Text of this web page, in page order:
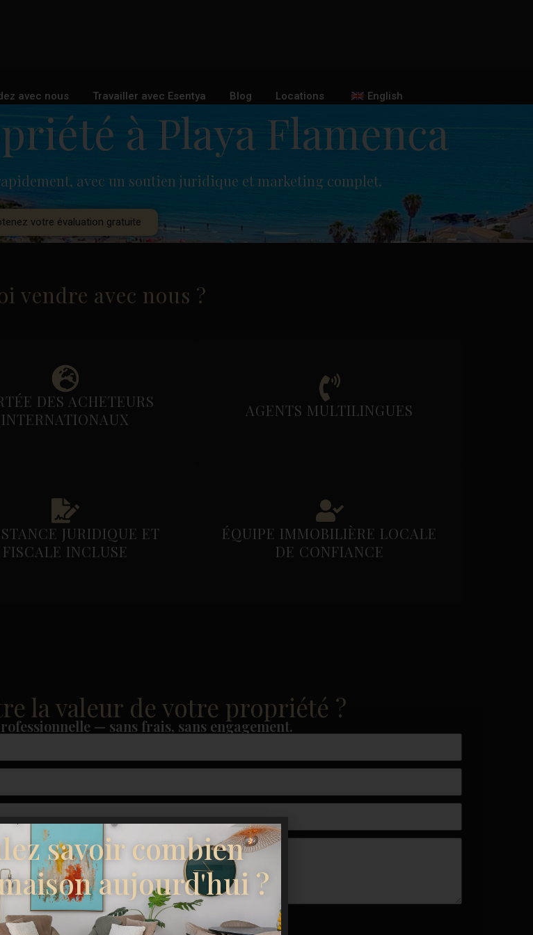
avec nous Travailler avec Esentya Blog Locations English
à Playa Flamenca
avec un soutien juridique et marketing complet.
votre évaluation gratuite
vendre avec nous ?
DES ACHETEURS
INTERNATIONAUX
AGENTS MULTILINGUES
JURIDIQUE ET
FISCALE INCLUSE
ÉQUIPE IMMOBILIÈRE LOCALE
DE CONFIANCE
la valeur de votre propriété ?
— sans frais, sans engagement.
savoir combien
aujourd'hui ?